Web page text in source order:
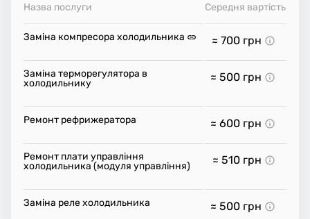
Назва послуги Середня вартість
Заміна компресора холодильника ≈ 700 грн
Заміна терморегулятора в
холодильнику
≈ 500 грн
Ремонт рефрижератора ≈ 600 грн
Ремонт плати управління
холодильника (модуля управління)
≈ 510 грн
Заміна реле холодильника ≈ 500 грн